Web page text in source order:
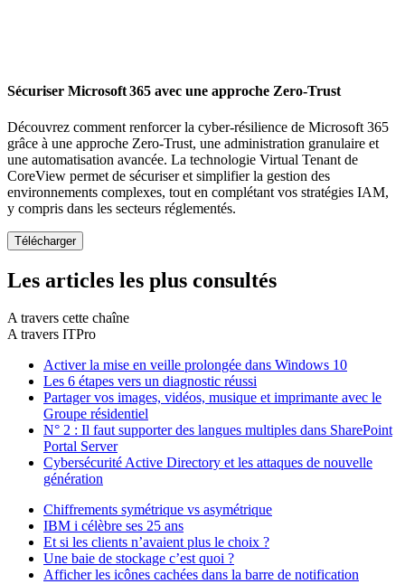
Sécuriser Microsoft 365 avec une approche Zero-Trust
Découvrez comment renforcer la cyber-résilience de Microsoft 365
grâce à une approche Zero-Trust, une administration granulaire et
une automatisation avancée. La technologie Virtual Tenant de
CoreView permet de sécuriser et simplifier la gestion des
environnements complexes, tout en complétant vos stratégies IAM,
y compris dans les secteurs réglementés.
Les articles les plus consultés
A travers cette chaîne
A travers ITPro
Activer la mise en veille prolongée dans Windows 10
Les 6 étapes vers un diagnostic réussi
Partager vos images, vidéos, musique et imprimante avec le
Groupe résidentiel
N° 2 : Il faut supporter des langues multiples dans SharePoint
Portal Server
Cybersécurité Active Directory et les attaques de nouvelle
génération
Chiffrements symétrique vs asymétrique
IBM i célèbre ses 25 ans
Et si les clients n’avaient plus le choix ?
Une baie de stockage c’est quoi ?
Afficher les icônes cachées dans la barre de notification